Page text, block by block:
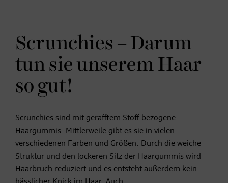
Scrunchies – Darum
tun sie unserem Haar
so gut!
Scrunchies sind mit gerafftem Stoff bezogene
Haargummis. Mittlerweile gibt es sie in vielen
verschiedenen Farben und Größen. Durch die weiche
Struktur und den lockeren Sitz der Haargummis wird
Haarbruch reduziert und es entsteht außerdem kein